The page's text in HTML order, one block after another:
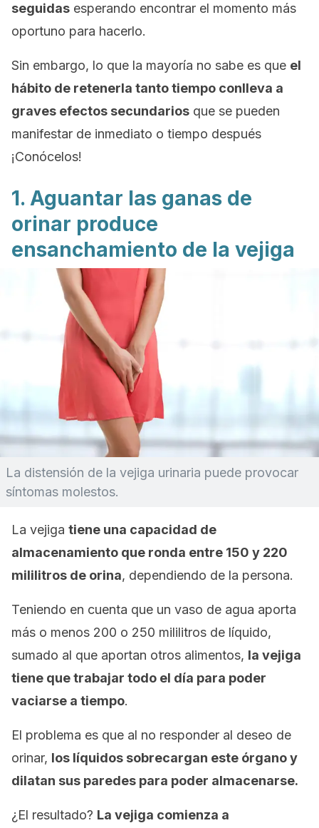
seguidas esperando encontrar el momento más
oportuno para hacerlo.
Sin embargo, lo que la mayoría no sabe es que el
hábito de retenerla tanto tiempo conlleva a
graves efectos secundarios que se pueden
manifestar de inmediato o tiempo después
¡Conócelos!
1. Aguantar las ganas de
orinar produce
ensanchamiento de la vejiga
La distensión de la vejiga urinaria puede provocar
síntomas molestos.
La vejiga tiene una capacidad de
almacenamiento que ronda entre 150 y 220
mililitros de orina, dependiendo de la persona.
Teniendo en cuenta que un vaso de agua aporta
más o menos 200 o 250 mililitros de líquido,
sumado al que aportan otros alimentos, la vejiga
tiene que trabajar todo el día para poder
vaciarse a tiempo.
El problema es que al no responder al deseo de
orinar, los líquidos sobrecargan este órgano y
dilatan sus paredes para poder almacenarse.
¿El resultado? La vejiga comienza a